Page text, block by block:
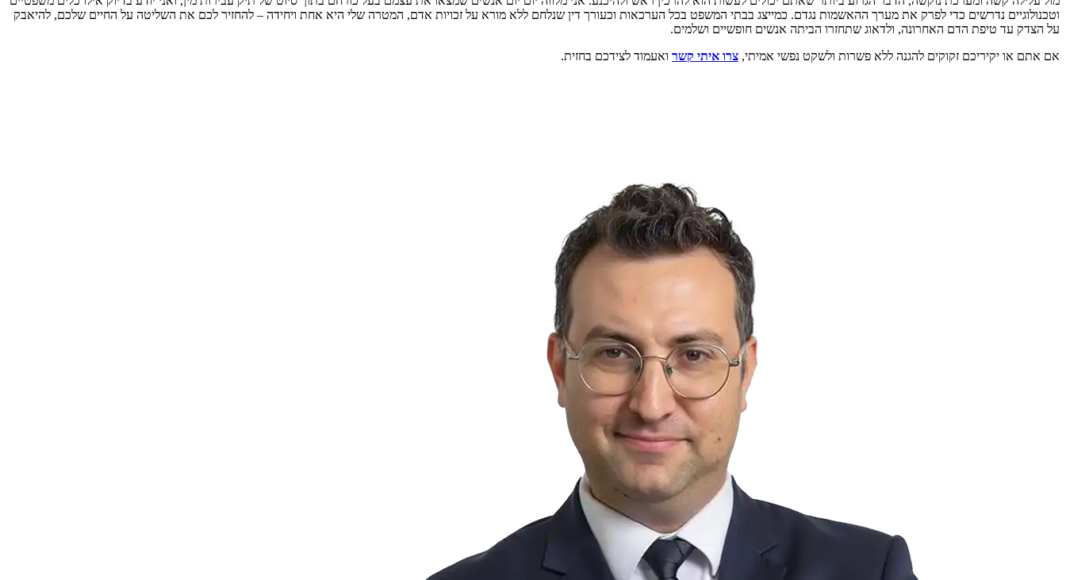
וטכנולוגיים נדרשים כדי לפרק את מערך ההאשמות נגדם. כמייצג בבתי המשפט בכל הערכאות וכעורך דין שנלחם ללא מורא על זכויות אדם, המטרה שלי היא אחת ויחידה – להחזיר לכם את השליטה על החיים שלכם, להיאבק
על הצדק עד טיפת הדם האחרונה, ולדאוג שתחזרו הביתה אנשים חופשיים ושלמים.
אם אתם או יקיריכם זקוקים להגנה ללא פשרות ולשקט נפשי אמיתי, צרו איתי קשר ואעמוד לצידכם בחזית.